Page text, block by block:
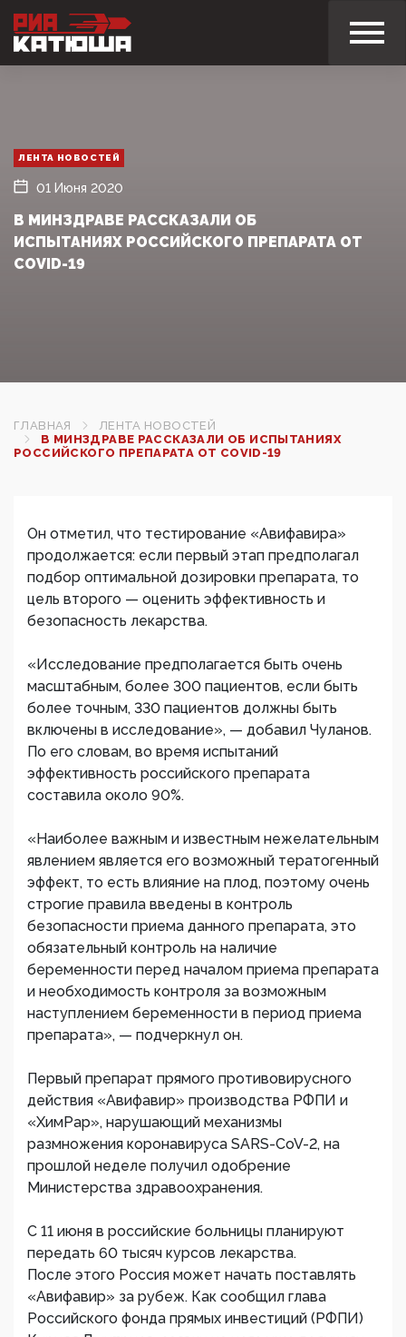
ЛЕНТА НОВОСТЕЙ
01 Июня 2020
В МИНЗДРАВЕ РАССКАЗАЛИ ОБ
ИСПЫТАНИЯХ РОССИЙСКОГО ПРЕПАРАТА ОТ
COVID-19
ГЛАВНАЯ
ЛЕНТА НОВОСТЕЙ
В МИНЗДРАВЕ РАССКАЗАЛИ ОБ ИСПЫТАНИЯХ
РОССИЙСКОГО ПРЕПАРАТА ОТ COVID-19
Он отметил, что тестирование «Авифавира»
продолжается: если первый этап предполагал
подбор оптимальной дозировки препарата, то
цель второго — оценить эффективность и
безопасность лекарства.
«Исследование предполагается быть очень
масштабным, более 300 пациентов, если быть
более точным, 330 пациентов должны быть
включены в исследование», — добавил Чуланов.
По его словам, во время испытаний
эффективность российского препарата
составила около 90%.
«Наиболее важным и известным нежелательным
явлением является его возможный тератогенный
эффект, то есть влияние на плод, поэтому очень
строгие правила введены в контроль
безопасности приема данного препарата, это
обязательный контроль на наличие
беременности перед началом приема препарата
и необходимость контроля за возможным
наступлением беременности в период приема
препарата», — подчеркнул он.
Первый препарат прямого противовирусного
действия «Авифавир» производства РФПИ и
«ХимРар», нарушающий механизмы
размножения коронавируса SARS-CoV-2, на
прошлой неделе получил одобрение
Министерства здравоохранения.
С 11 июня в российские больницы планируют
передать 60 тысяч курсов лекарства.
После этого Россия может начать поставлять
«Авифавир» за рубеж. Как сообщил глава
Российского фонда прямых инвестиций (РФПИ)